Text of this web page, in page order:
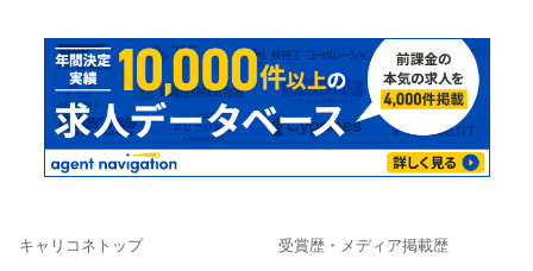
キャリコネトップ 受賞歴・メディア掲載歴